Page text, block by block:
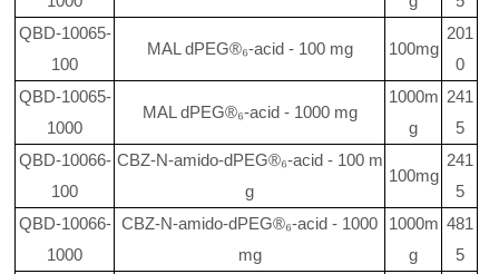
QBD-10065-
100
MAL dPEG®₆-acid - 100 mg 100mg
201
0
QBD-10065-
1000
MAL dPEG®₆-acid - 1000 mg
1000m
g
241
5
QBD-10066-
100
CBZ-N-amido-dPEG®₆-acid - 100 m
g
100mg
241
5
QBD-10066-
1000
CBZ-N-amido-dPEG®₆-acid - 1000
mg
1000m
g
481
5